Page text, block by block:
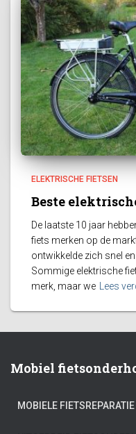
ELEKTRISCHE FIETSEN
Beste
De laatste 10 jaar
fiets merken op de
ontwikkelde zich snel
Sommige elektrische
merk, maar we
Lees
Mobiel
MOBIELE FIETSREPARATIE